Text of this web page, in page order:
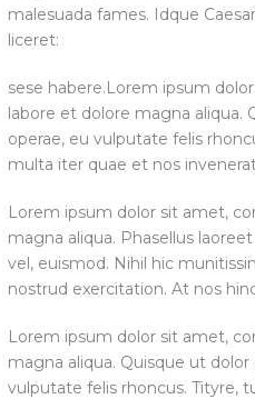
malesuada fames. Idque
liceret:
sese habere.Lorem ipsum
labore et dolore magna aliqua.
operae, eu vulputate felis
multa iter quae et nos
Lorem ipsum dolor sit amet,
magna aliqua. Phasellus
vel, euismod. Nihil hic
nostrud exercitation. At nos
Lorem ipsum dolor sit amet,
magna aliqua. Quisque ut
vulputate felis rhoncus. Tityre,